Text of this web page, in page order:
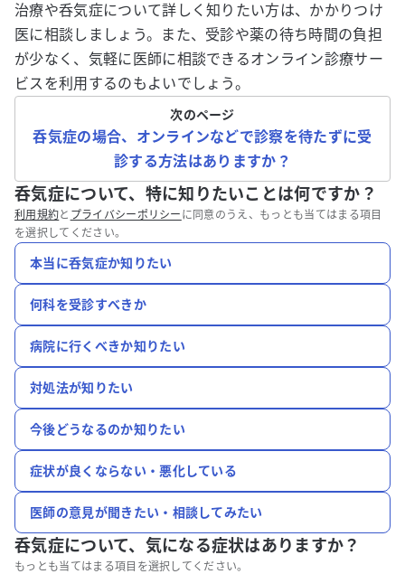
治療や呑気症について詳しく知りたい方は、かかりつけ
医に相談しましょう。また、受診や薬の待ち時間の負担
が少なく、気軽に医師に相談できるオンライン診療サー
ビスを利用するのもよいでしょう。
次のページ
呑気症の場合、オンラインなどで診察を待たずに受
診する方法はありますか？
呑気症について、特に知りたいことは何ですか？
利用規約と プライバシーポリシー に同意のうえ、もっとも当てはまる項目
を選択してください。
本当に呑気症か知りたい
何科を受診すべきか
病院に行くべきか知りたい
対処法が知りたい
今後どうなるのか知りたい
症状が良くならない・悪化している
医師の意見が聞きたい・相談してみたい
呑気症について、 気になる症状はありますか？
もっとも当てはまる項目を選択してください。